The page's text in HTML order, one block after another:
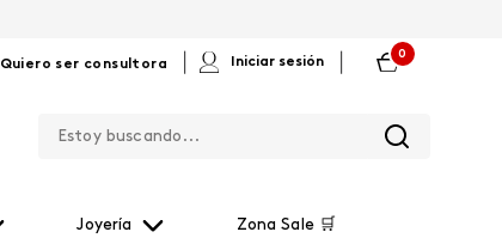
Quiero ser consultora Iniciar sesión
0
Joyería Zona Sale 🛒